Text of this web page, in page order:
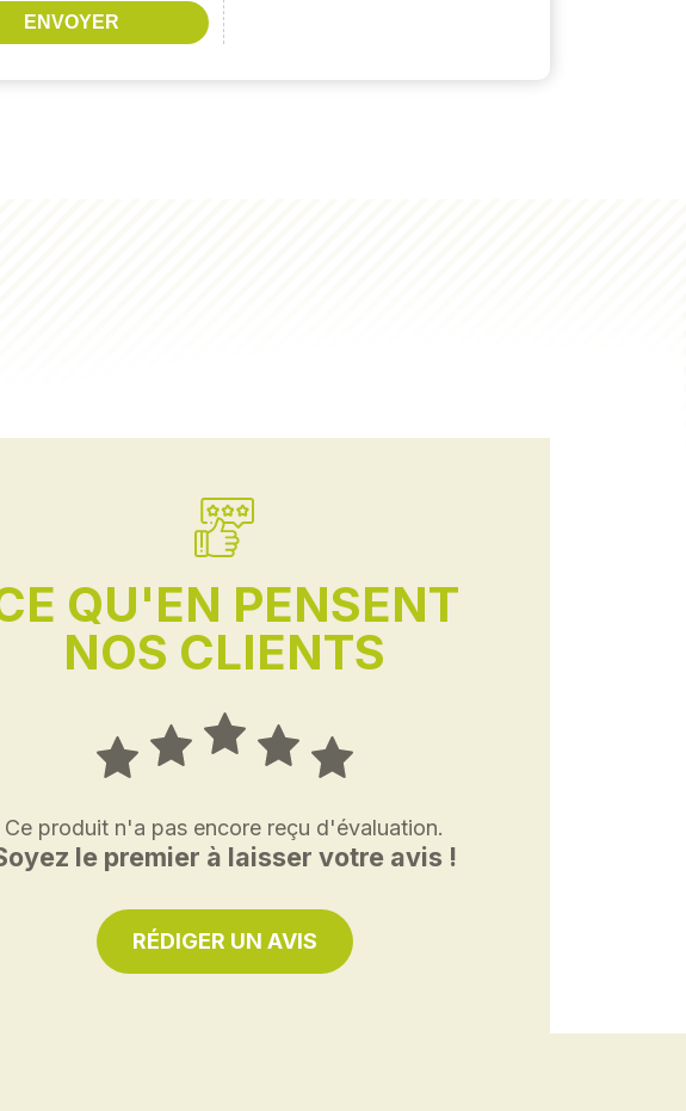
ENVOYER
QU'EN PENSENT
NOS CLIENTS
Ce produit n'a pas encore reçu d'évaluation.
le premier à laisser votre avis !
RÉDIGER UN AVIS